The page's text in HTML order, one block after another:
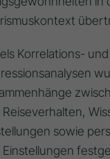
Korrelations- und
Reiseverhalten,
sowie
Einstellungen